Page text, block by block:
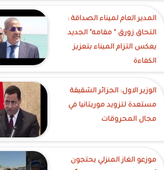
‎المدير العام لميناء الصداقة :
التحاق زورق " مقامه" الجديد
يعكس التزام الميناء بتعزيز
الكفاءة
الوزير الاول: الجزائر الشقيقة
مستعدة لتزويد موريتانيا في
مجال المحروقات
موزعو الغاز المنزلي يحتجون